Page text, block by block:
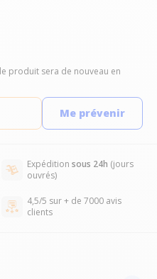
produit sera de nouveau en
Me prévenir
Expédition sous 24h (jours
ouvrés)
4,5/5 sur + de 7000 avis
clients